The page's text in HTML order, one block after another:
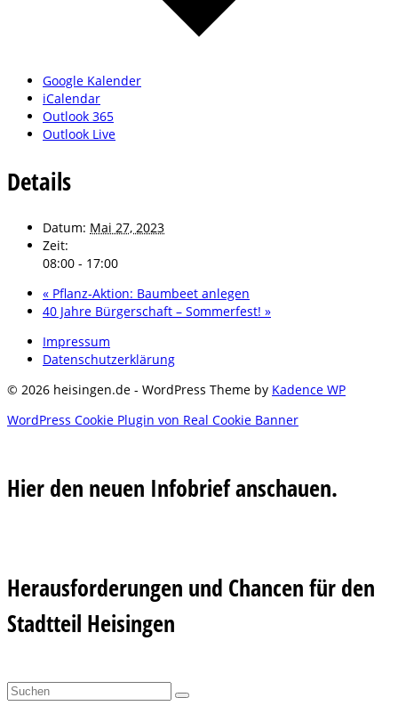
Google Kalender
iCalendar
Outlook 365
Outlook Live
Details
Datum: Mai 27, 2023
Zeit:
08:00 - 17:00
« Pflanz-Aktion: Baumbeet anlegen
40 Jahre Bürgerschaft – Sommerfest! »
Impressum
Datenschutzerklärung
© 2026 heisingen.de - WordPress Theme by Kadence WP
WordPress Cookie Plugin von Real Cookie Banner
Hier den neuen Infobrief anschauen.
Herausforderungen und Chancen für den
Stadtteil Heisingen
Suchen